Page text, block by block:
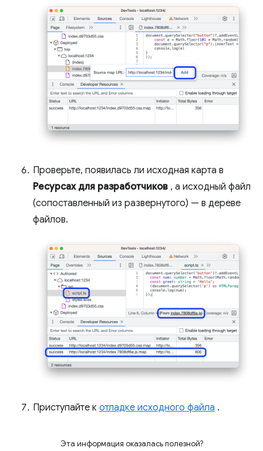
Проверьте, появилась ли исходная карта в
Ресурсах для разработчиков , а исходный файл
(сопоставленный из развернутого) — в дереве
файлов.
Приступайте к отладке исходного файла .
Эта информация оказалась полезной?